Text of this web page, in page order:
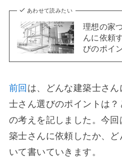
あわせて読みたい
理想の家
んに依頼
びのポイ
前回 は、どんな建築士さ
士さん選びのポイントは？
の考えを記しました。今
築士さんに依頼したか、
いて書いていきます。